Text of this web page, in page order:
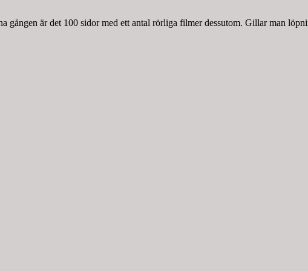
gången är det 100 sidor med ett antal rörliga filmer dessutom. Gillar man